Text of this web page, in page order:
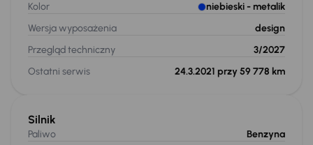
Kolor
niebieski - metalik
Wersja wyposażenia
design
Przegląd techniczny
3/2027
Ostatni serwis
24.3.2021 przy 59 778 km
Silnik
Paliwo
Benzyna